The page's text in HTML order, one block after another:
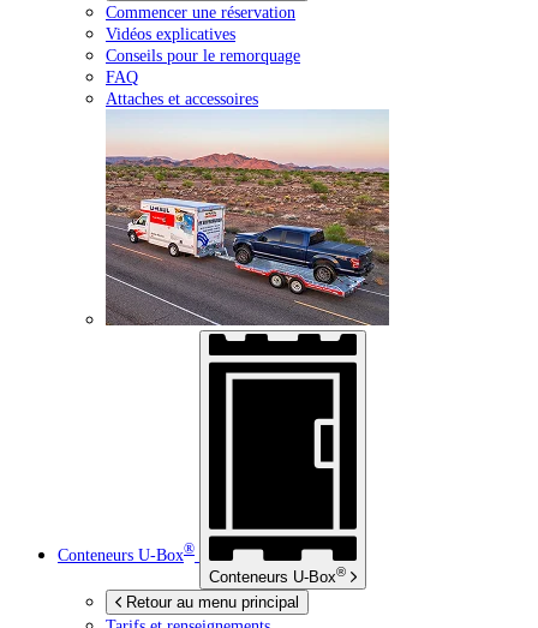
Commencer une réservation
Vidéos explicatives
Conseils pour le remorquage
FAQ
Attaches et accessoires
Conteneurs U-Box®
Conteneurs U-Box®
Retour au menu principal